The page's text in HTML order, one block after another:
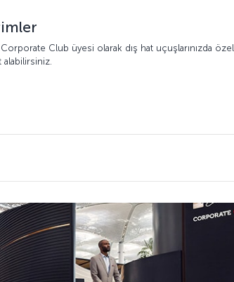
Club üyesi olarak dış hat uçuşlarınızda özel